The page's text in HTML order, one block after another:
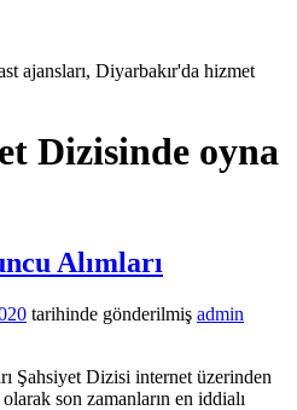
ajansları, Diyarbakır'da hizmet
Dizisinde oyna
Alımları
tarihinde gönderilmiş admin
Şahsiyet Dizisi internet üzerinden
son zamanların en iddialı